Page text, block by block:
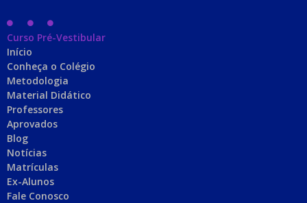
Curso Pré-Vestibular
Início
Conheça o Colégio
Metodologia
Material Didático
Professores
Aprovados
Blog
Notícias
Matrículas
Ex-Alunos
Fale Conosco